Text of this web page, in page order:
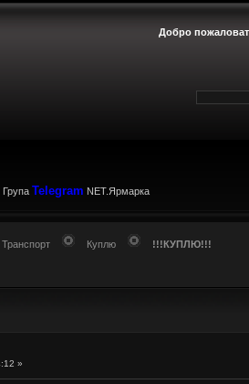
Добро
Група Telegram NET.Ярмарка
Транспорт Куплю !!!КУПЛЮ!!!
»